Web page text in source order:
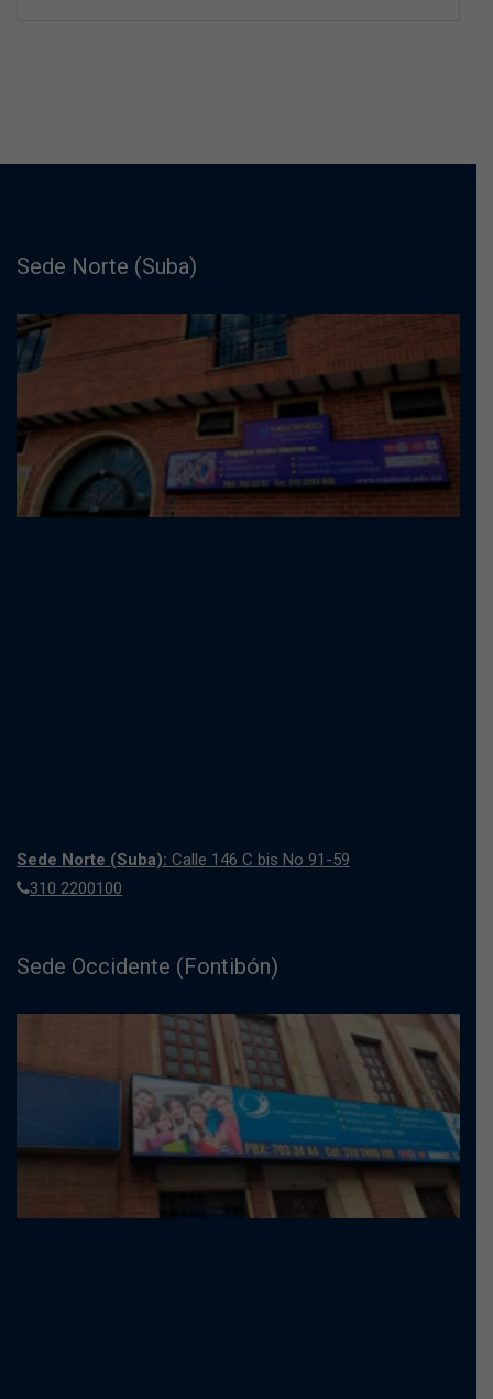
Sede Norte (Suba)
Sede Norte (Suba): Calle 146 C bis No 91-59
310 2200100
Sede Occidente (Fontibón)